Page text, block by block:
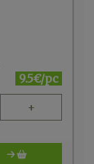
9.5€/pc
+